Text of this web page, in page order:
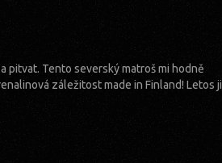
pitvat. Tento severský matroš mi hodně
záležitost made in Finland! Letos ji